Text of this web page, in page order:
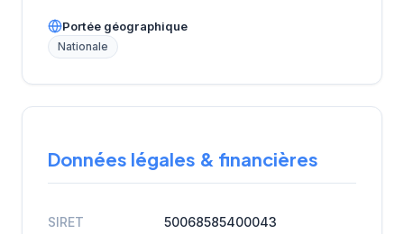
Portée géographique
Nationale
Données légales & financières
SIRET 50068585400043